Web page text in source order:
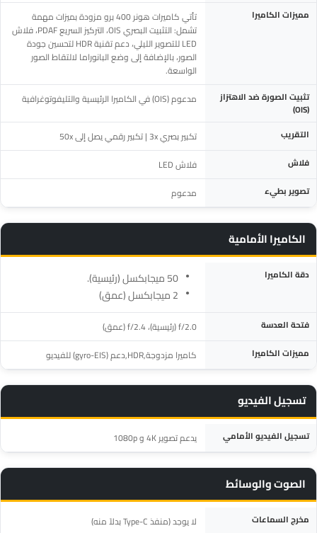
مميزات الكاميرا
تأتي كاميرات هونر 400 برو مزودة بميزات مهمة
تشمل: التثبيت البصري OIS، التركيز السريع PDAF، فلاش
LED للتصوير الليلي، دعم تقنية HDR لتحسين جودة
الصور، بالإضافة إلى وضع البانوراما لالتقاط الصور
الواسعة.
تثبيت الصورة ضد الاهتزاز
(OIS)
مدعوم (OIS) في الكاميرا الرئيسية والتليفوتوغرافية
التقريب تكبير بصري 3x | تكبير رقمي يصل إلى 50x
فلاش فلاش LED
تصوير بطيء مدعوم
الكاميرا الأمامية
المواصفة التفاصيلدقة الكاميرا
50 ميجابكسل (رئيسية).
2 ميجابكسل (عمق)
فتحة العدسة f/2.0 (رئيسية)، f/2.4 (عمق)
مميزات الكاميرا كاميرا مزدوجة,HDR,دعم (gyro-EIS) للفيديو
تسجيل الفيديو
المواصفةالتفاصيل
تسجيل الفيديو الأمامي يدعم تصوير 4K و 1080p
الصوت والوسائط
المواصفة التفاصيل
مخرج السماعات لا يوجد (منفذ Type-C بدلاً منه)